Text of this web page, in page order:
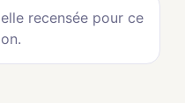
recensée pour ce